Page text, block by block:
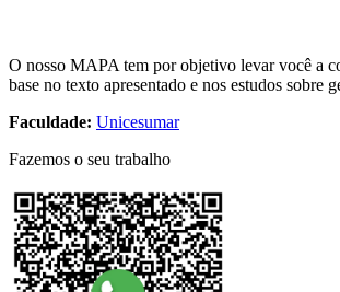
O nosso MAPA tem por objetivo levar você a
base no texto apresentado e nos estudos sobre
Faculdade: Unicesumar
Fazemos o seu trabalho